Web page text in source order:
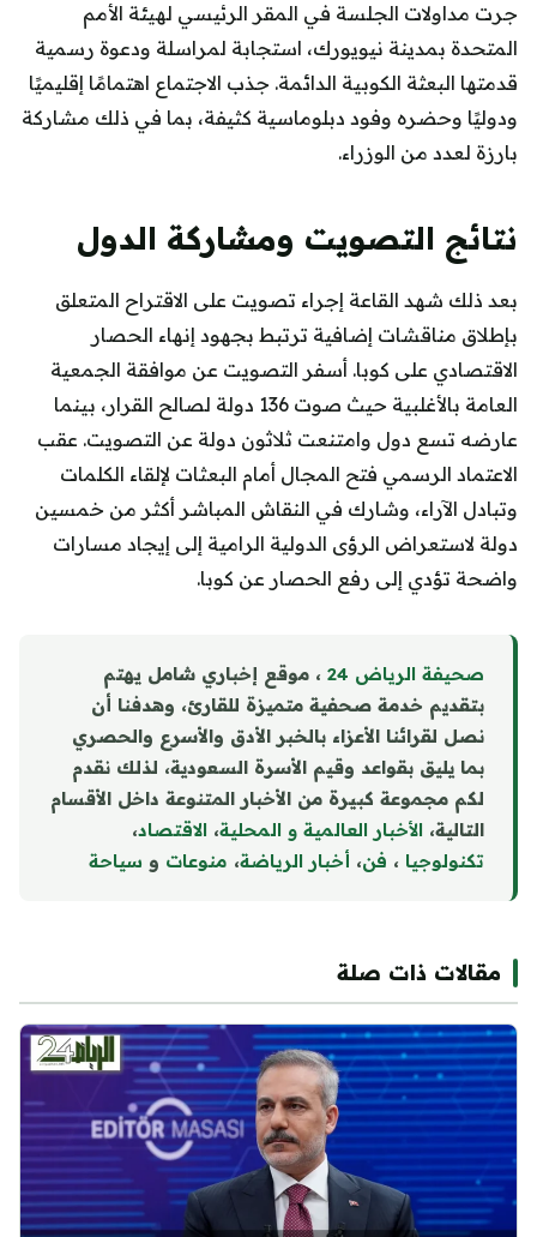
جرت مداولات الجلسة في المقر الرئيسي لهيئة الأمم
المتحدة بمدينة نيويورك، استجابة لمراسلة ودعوة رسمية
قدمتها البعثة الكوبية الدائمة. جذب الاجتماع اهتمامًا إقليميًا
ودوليًا وحضره وفود دبلوماسية كثيفة، بما في ذلك مشاركة
بارزة لعدد من الوزراء.
نتائج التصويت ومشاركة الدول
بعد ذلك شهد القاعة إجراء تصويت على الاقتراح المتعلق
بإطلاق مناقشات إضافية ترتبط بجهود إنهاء الحصار
الاقتصادي على كوبا. أسفر التصويت عن موافقة الجمعية
العامة بالأغلبية حيث صوت 136 دولة لصالح القرار، بينما
عارضه تسع دول وامتنعت ثلاثون دولة عن التصويت. عقب
الاعتماد الرسمي فتح المجال أمام البعثات لإلقاء الكلمات
وتبادل الآراء، وشارك في النقاش المباشر أكثر من خمسين
دولة لاستعراض الرؤى الدولية الرامية إلى إيجاد مسارات
واضحة تؤدي إلى رفع الحصار عن كوبا.
صحيفة الرياض 24
، موقع إخباري شامل يهتم
بتقديم خدمة صحفية متميزة للقارئ، وهدفنا أن
نصل لقرائنا الأعزاء بالخبر الأدق والأسرع والحصري
بما يليق بقواعد وقيم الأسرة السعودية، لذلك نقدم
لكم مجموعة كبيرة من الأخبار المتنوعة داخل الأقسام
التالية، الأخبار العالمية و المحلية، الاقتصاد،
تكنولوجيا ، فن، أخبار الرياضة، منوعات و سياحة
مقالات ذات صلة